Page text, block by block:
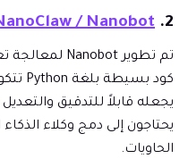
2.
/ Nanobot
يجعله قابلاً للتدقيق
يحتاجون إلى دمج وكلاء
الحاويات.